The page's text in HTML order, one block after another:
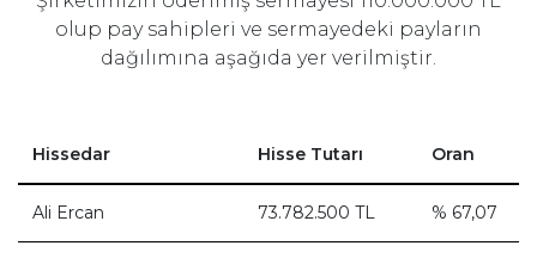
olup pay sahipleri ve sermayedeki payların
dağılımına aşağıda yer verilmiştir.
Hissedar Hisse Tutarı Oran
Ali Ercan 73.782.500 TL % 67,07